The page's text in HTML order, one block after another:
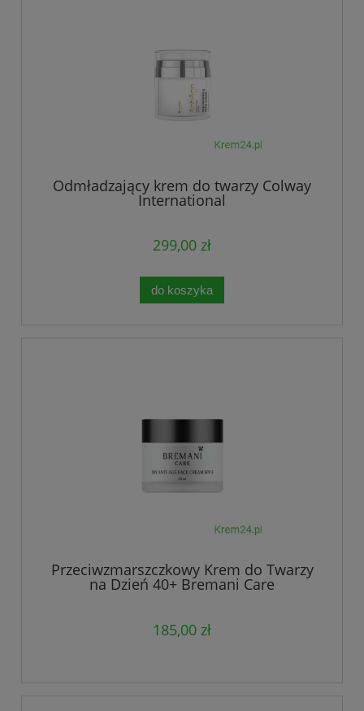
Odmładzający krem do twarzy Colway
International
299,00 zł
do koszyka
Przeciwzmarszczkowy Krem do Twarzy
na Dzień 40+ Bremani Care
185,00 zł